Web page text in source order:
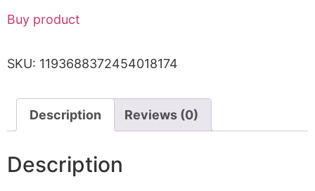
Buy product
SKU: 1193688372454018174
Description Reviews (0)
Description